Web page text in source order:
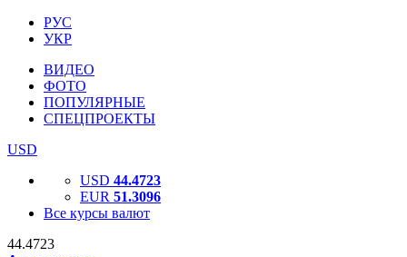
РУС
УКР
ВИДЕО
ФОТО
ПОПУЛЯРНЫЕ
СПЕЦПРОЕКТЫ
USD
USD 44.4723
EUR 51.3096
Все курсы валют
44.4723